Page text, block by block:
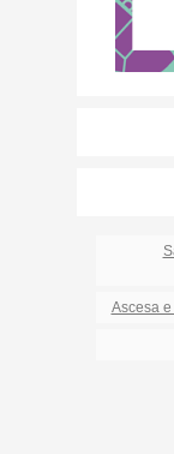
Ascesa